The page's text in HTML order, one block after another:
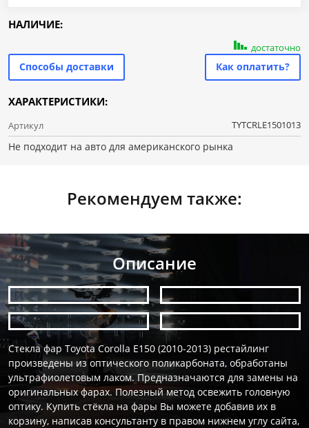
НАЛИЧИЕ:
достаточно
Способы доставки Как оплатить?
ХАРАКТЕРИСТИКИ:
Артикул TYTCRLE1501013
Не подходит на авто для американского рынка
Рекомендуем также:
Описание
Стекла фар Toyota Corolla E150 (2010-2013) рестайлинг
произведены из оптического поликарбоната, обработаны
ультрафиолетовым лаком. Предназначаются для замены на
оригинальных фарах. Полезный метод освежить головную
оптику. Купить стёкла на фары Вы можете добавив их в
корзину, написав консультанту в правом нижнем углу сайта,